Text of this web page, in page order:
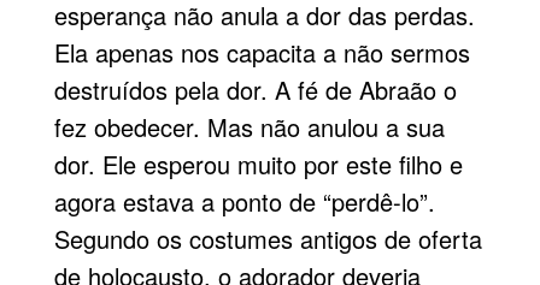
esperança não anula a dor das perdas.
Ela apenas nos capacita a não sermos
destruídos pela dor. A fé de Abraão o
fez obedecer. Mas não anulou a sua
dor. Ele esperou muito por este filho e
agora estava a ponto de “perdê-lo”.
Segundo os costumes antigos de oferta
de holocausto, o adorador deveria